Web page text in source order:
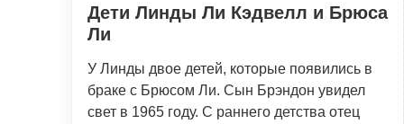
Дети Линды Ли Кэдвелл и Брюса
Ли
У Линды двое детей, которые появились в
браке с Брюсом Ли. Сын Брэндон увидел
свет в 1965 году. С раннего детства отец